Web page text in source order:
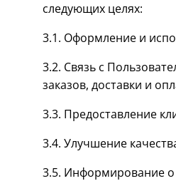
следующих целях:
3.1. Оформление и
3.2. Связь с
заказов, доставки и
3.3. Предоставление
3.4. Улучшение
3.5. Информирование о